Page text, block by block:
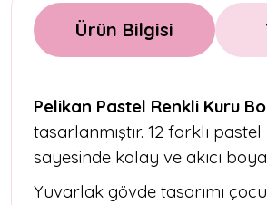
Ürün Bilgisi
Pelikan Pastel Renkli Kuru
tasarlanmıştır. 12 farklı
sayesinde kolay ve akıcı
Yuvarlak gövde tasarımı